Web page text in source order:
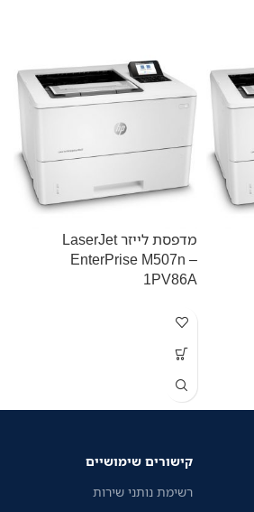
מדפסת לייזר LaserJet
EnterPrise M507n –
1PV86A
קישורים שימושיים
רשימת נותני שירות